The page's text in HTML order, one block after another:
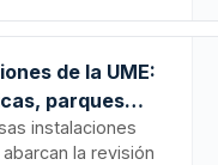
y normativa
de la UME:
parques
instalaciones
la revisión